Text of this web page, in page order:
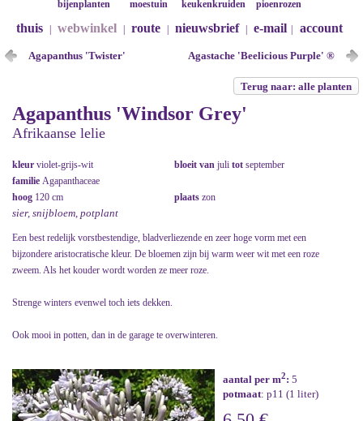
bijenplanten moestuin keukenkruiden pioenrozen
thuis webwinkel route nieuwsbrief e-mail account
Agapanthus 'Twister' Agastache 'Beelicious Purple' ®
Terug naar: alle planten
Agapanthus 'Windsor Grey'
Afrikaanse lelie
kleur violet-grijs-wit bloeit van juli tot september
familie Agapanthaceae
hoog 120 cm plaats zon
sier, snijbloem, potplant
Een best redelijk vorstbestendige, bladverliezende en zeer hoge vorm met een
bijzondere aristocratische kleur. De bloemen zijn bij warm weer wit met een roze
zweem. Als het kouder wordt worden ze meer roze.
Strenge winters evenwel toch iets dekken.
Ook mooi in potten, dan in de garage te overwinteren.
aantal per m2: 5
potmaat: p11 (1 liter)